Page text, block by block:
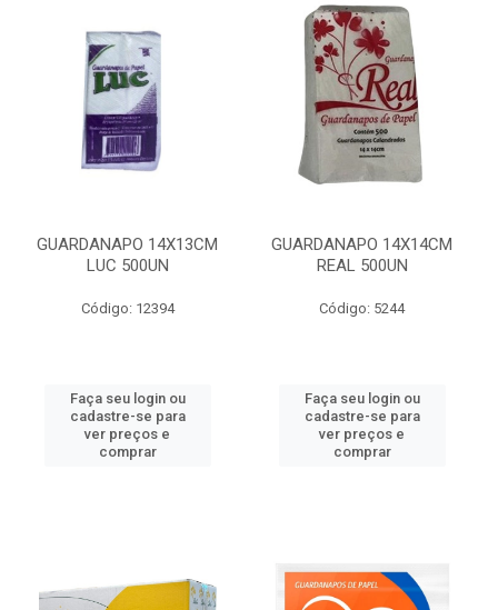
GUARDANAPO 14X13CM
LUC 500UN
Código: 12394
Faça seu login ou
cadastre-se para
ver preços e
comprar
GUARDANAPO 14X14CM
REAL 500UN
Código: 5244
Faça seu login ou
cadastre-se para
ver preços e
comprar